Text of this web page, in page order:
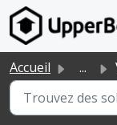
Passer au
Accueil ...